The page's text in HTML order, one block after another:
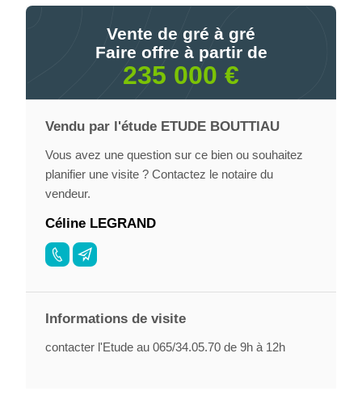
Vente de gré à gré
Faire offre à partir de
235 000 €
Vendu par l'étude ETUDE BOUTTIAU
Vous avez une question sur ce bien ou souhaitez
planifier une visite ? Contactez le notaire du
vendeur.
Céline LEGRAND
Informations de visite
contacter l'Etude au 065/34.05.70 de 9h à 12h